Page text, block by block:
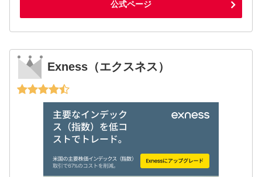
公式ページ
Exness（エクスネス）